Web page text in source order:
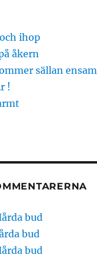
ihop
åkern
sällan ensam
!
bud
bud
bud